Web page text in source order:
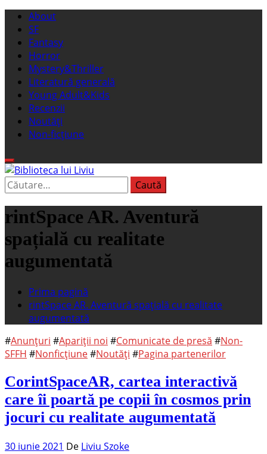
Sari
conținut
Meniu
principal
About
SF
Fantasy
Horror
Mystery&Thriller
Literatură generală
Young Adult&Kids
Recenzii
Noutăți
Non-ficțiune
Biblioteca lui Liviu
Fostul blog FanSF
Caută
după:
rintSpace AR. Aventură
spațială cu realitate
augumentată
Prima pagină
rintSpace AR. Aventură spațială cu realitate
augumentată
#Anunțuri #Apariții noi #Comunicate de presă #Non-
SFFH #Nonficțiune#Noutăți #Pagina partenerilor
CorintSpaceAR, cartea interactivă
care îi poartă pe copii în cosmos prin
jocuri cu realitate augumentată
30 iunie 2021 De Liviu Szoke